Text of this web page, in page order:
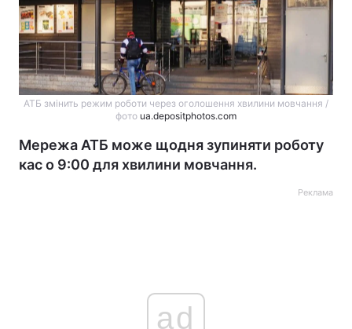
АТБ змінить режим роботи через оголошення хвилини мовчання /
фото ua.depositphotos.com
Мережа АТБ може щодня зупиняти роботу
кас о 9:00 для хвилини мовчання.
Реклама
ad